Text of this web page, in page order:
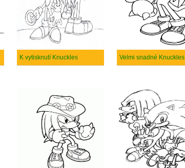
K vytisknutí Knuckles Velmi snadné Knuckles